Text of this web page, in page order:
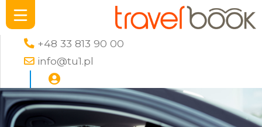
+48 33 813 90 00
info@tu1.pl